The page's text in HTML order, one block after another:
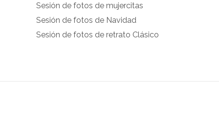
Sesión de fotos de mujercitas
Sesión de fotos de Navidad
Sesión de fotos de retrato Clásico